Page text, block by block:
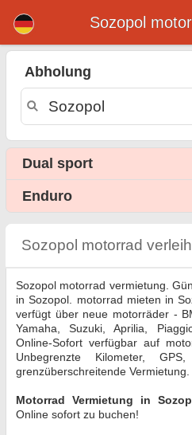
Sozopol
Sozopol motorrad vermietung. Günstige Mietpreise für motorrad in
Sofort verfügbar auf motorrad vermitung in Sozopol - Unbegrenzte
grenzüberschreitende Vermietung.
Sozopol
Abholung
Dual sport
Enduro
Sozopol motorrad verleih
Sozopol motorrad vermietung.
in Sozopol. motorrad mieten in
verfügt über neue motorräder -
Yamaha, Suzuki, Aprilia,
Online-Sofort verfügbar auf
Unbegrenzte Kilometer, GPS,
grenzüberschreitende Vermietung.
Motorrad Vermietung in
Online sofort zu buchen!